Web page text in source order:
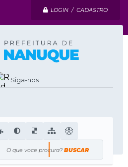
LOGIN / CADASTRO
Siga-nos